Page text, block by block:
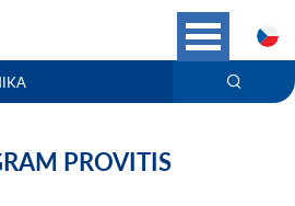
PROVITIS